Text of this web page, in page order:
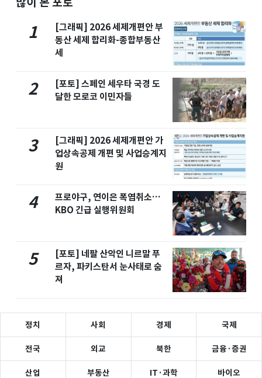
1
[그래픽] 2026 세제개편안 부
동산 세제 합리화-종합부동산
세
2
[포토] 스페인 세우타 국경 도
달한 모로코 이민자들
3
[그래픽] 2026 세제개편안 가
업상속공제 개편 및 사업승계지
원
4
프로야구, 연이은 폭염취소…
KBO 긴급 실행위원회
5
[포토] 네팔 산악인 니르말 푸
르자, 파키스탄서 눈사태로 숨
져
정치 사회 경제 국제
전국 외교 북한 금융·증권
산업 부동산 IT·과학 바이오